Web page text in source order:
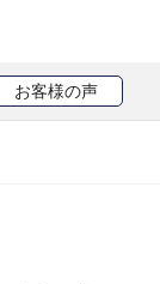
お客様の声